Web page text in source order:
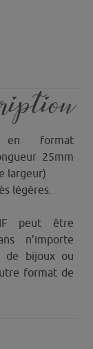
en format
25mm
largeur)
légères.
peut être
n’importe
de bijoux ou
format de